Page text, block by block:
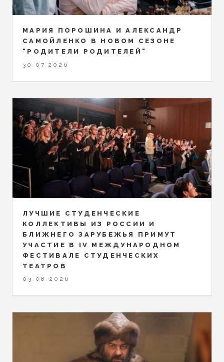
МАРИЯ ПОРОШИНА И АЛЕКСАНДР
САМОЙЛЕНКО В НОВОМ СЕЗОНЕ
"РОДИТЕЛИ РОДИТЕЛЕЙ"
30.07.2026
ЛУЧШИЕ СТУДЕНЧЕСКИЕ
КОЛЛЕКТИВЫ ИЗ РОССИИ И
БЛИЖНЕГО ЗАРУБЕЖЬЯ ПРИМУТ
УЧАСТИЕ В IV МЕЖДУНАРОДНОМ
ФЕСТИВАЛЕ СТУДЕНЧЕСКИХ
ТЕАТРОВ
03.08.2026